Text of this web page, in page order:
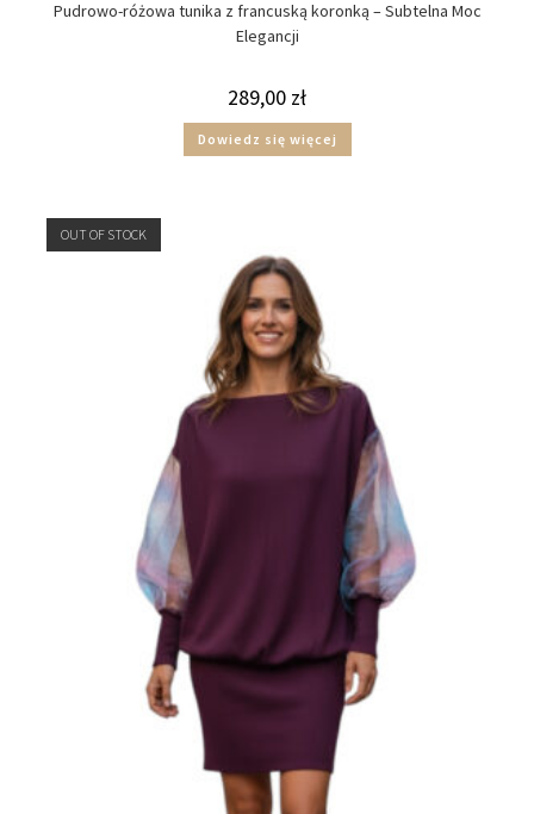
Pudrowo-różowa tunika z francuską koronką – Subtelna Moc
Elegancji
289,00 zł
Dowiedz się więcej
OUT OF STOCK